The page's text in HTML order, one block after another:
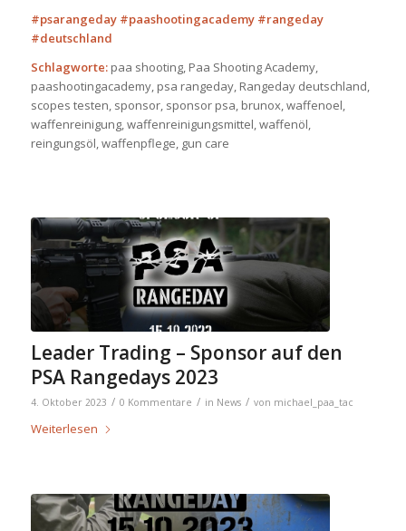
#psarangeday #paashootingacademy #rangeday
#deutschland
Schlagworte:paa shooting, Paa Shooting Academy,
paashootingacademy, psa rangeday, Rangeday deutschland,
scopes testen, sponsor, sponsor psa, brunox, waffenoel,
waffenreinigung, waffenreinigungsmittel, waffenöl,
reingungsöl, waffenpflege, gun care
Leader Trading – Sponsor auf den
PSA Rangedays 2023
4. Oktober 2023 / 0 Kommentare / in News / von michael_paa_tac
Weiterlesen